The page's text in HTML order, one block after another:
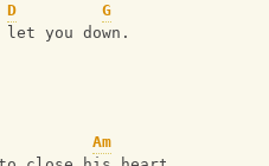
D
G
you down.
Am